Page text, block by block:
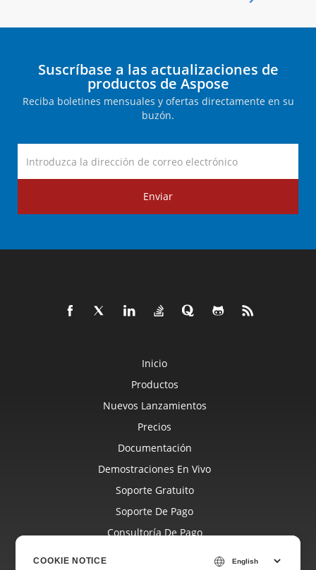
Suscríbase a las actualizaciones de
productos de Aspose
Reciba boletines mensuales y ofertas directamente en su
buzón.
Enviar
Inicio
Productos
Nuevos Lanzamientos
Precios
Documentación
Demostraciones En Vivo
Soporte Gratuito
Soporte De Pago
Consultoría De Pago
COOKIE NOTICE